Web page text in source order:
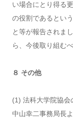
い場合にとり得る
の役割であるとい
と等が報告されま
ら、今後取り組む
８ その他
(1) 法科大学院協会
中山幸二事務局長